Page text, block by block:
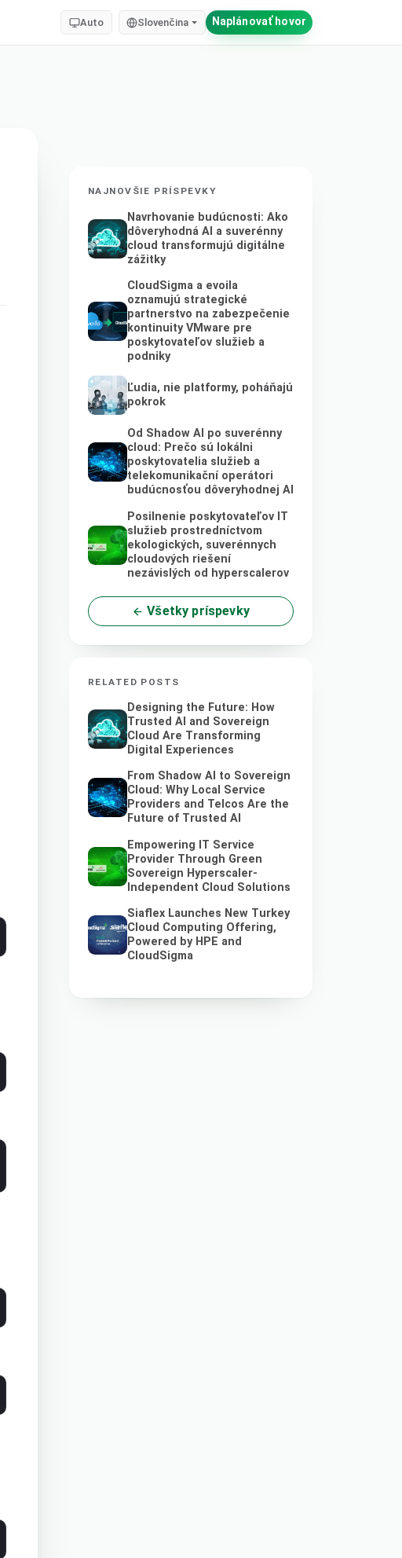
Auto Slovenčina Naplánovať hovor
NAJNOVŠIE PRÍSPEVKY
Navrhovanie budúcnosti: Ako
dôveryhodná AI a suverénny
cloud transformujú digitálne
zážitky
CloudSigma a evoila
oznamujú strategické
partnerstvo na zabezpečenie
kontinuity VMware pre
poskytovateľov služieb a
podniky
Ľudia, nie platformy, poháňajú
pokrok
Od Shadow AI po suverénny
cloud: Prečo sú lokálni
poskytovatelia služieb a
telekomunikační operátori
budúcnosťou dôveryhodnej AI
Posilnenie poskytovateľov IT
služieb prostredníctvom
ekologických, suverénnych
cloudových riešení
nezávislých od hyperscalerov
Všetky príspevky
RELATED POSTS
Designing the Future: How
Trusted AI and Sovereign
Cloud Are Transforming
Digital Experiences
From Shadow AI to Sovereign
Cloud: Why Local Service
Providers and Telcos Are the
Future of Trusted AI
Empowering IT Service
Provider Through Green
Sovereign Hyperscaler-
Independent Cloud Solutions
Siaflex Launches New Turkey
Cloud Computing Offering,
Powered by HPE and
CloudSigma